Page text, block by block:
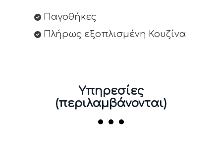
Παγοθήκες
Πλήρως εξοπλισμένη Κουζίνα
Υπηρεσίες
(περιλαμβάνονται)